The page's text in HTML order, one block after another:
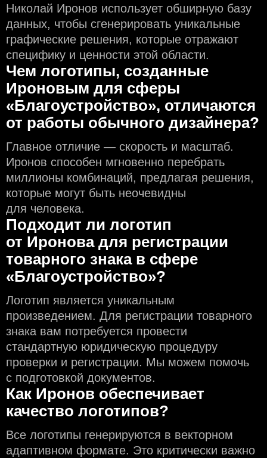
Николай Иронов использует обширную базу
данных, чтобы сгенерировать уникальные
графические решения, которые отражают
специфику и ценности этой области.
Чем логотипы, созданные
Ироновым для сферы
«Благоустройство», отличаются
от работы обычного дизайнера?
Главное отличие — скорость и масштаб.
Иронов способен мгновенно перебрать
миллионы комбинаций, предлагая решения,
которые могут быть неочевидны
для человека.
Подходит ли логотип
от Иронова для регистрации
товарного знака в сфере
«Благоустройство»?
Логотип является уникальным
произведением. Для регистрации товарного
знака вам потребуется провести
стандартную юридическую процедуру
проверки и регистрации. Мы можем помочь
с подготовкой документов.
Как Иронов обеспечивает
качество логотипов?
Все логотипы генерируются в векторном
адаптивном формате. Это критически важно